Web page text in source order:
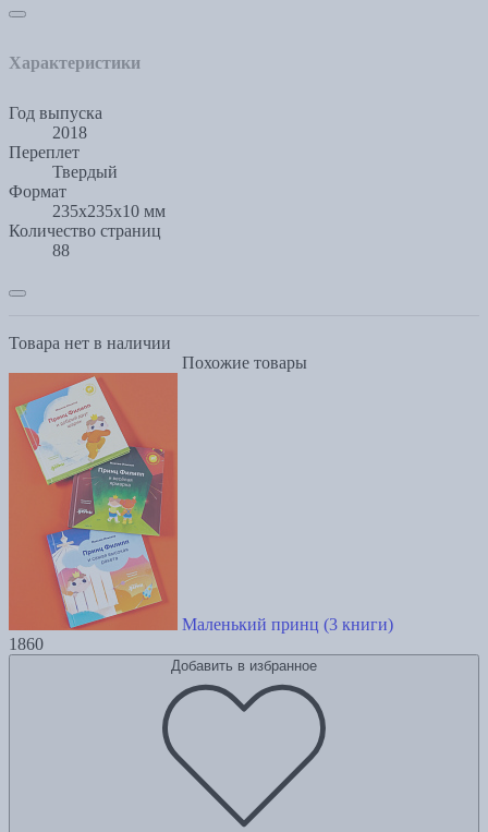
Характеристики
Год выпуска
2018
Переплет
Твердый
Формат
235x235x10 мм
Количество страниц
88
Товара нет в наличии
Похожие товары
Маленький принц (3 книги)
1860
Добавить в избранное